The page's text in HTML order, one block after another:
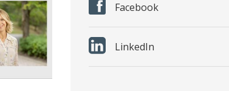
Facebook
LinkedIn